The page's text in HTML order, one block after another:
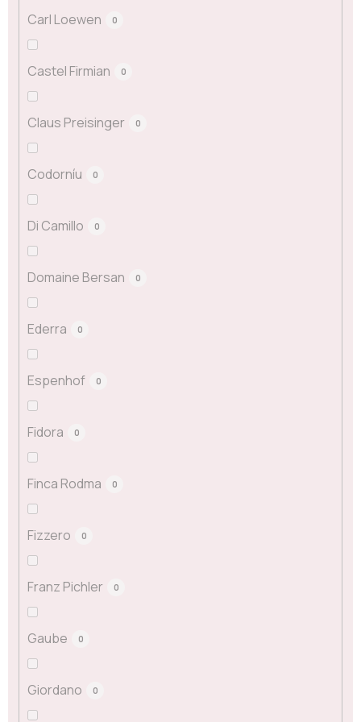
Carl Loewen 0
Castel Firmian 0
Claus Preisinger 0
Codorníu 0
Di Camillo 0
Domaine Bersan 0
Ederra 0
Espenhof 0
Fidora 0
Finca Rodma 0
Fizzero 0
Franz Pichler 0
Gaube 0
Giordano 0